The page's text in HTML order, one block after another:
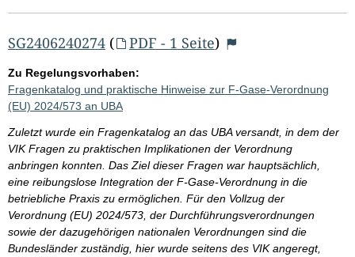
SG2406240274 ( PDF - 1 Seite)
Zu Regelungsvorhaben:
Fragenkatalog und praktische Hinweise zur F-Gase-Verordnung
(EU) 2024/573 an UBA
Zuletzt wurde ein Fragenkatalog an das UBA versandt, in dem der
VIK Fragen zu praktischen Implikationen der Verordnung
anbringen konnten. Das Ziel dieser Fragen war hauptsächlich,
eine reibungslose Integration der F-Gase-Verordnung in die
betriebliche Praxis zu ermöglichen. Für den Vollzug der
Verordnung (EU) 2024/573, der Durchführungsverordnungen
sowie der dazugehörigen nationalen Verordnungen sind die
Bundesländer zuständig, hier wurde seitens des VIK angeregt,